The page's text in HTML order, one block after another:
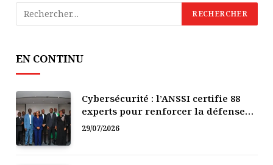
EN CONTINU
Cybersécurité : l’ANSSI certifie 88
experts pour renforcer la défense
numérique de la Côte d’Ivoire
29/07/2026